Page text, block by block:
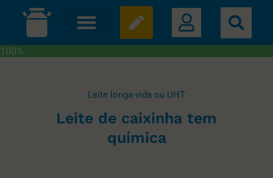
100%
Leite longa-vida ou UHT
Leite de caixinha tem
química